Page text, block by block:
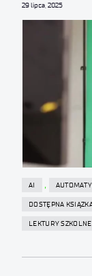
29 lipca, 2025
AI ,
DOSTĘPNA
LEKTURY SZKOLNE